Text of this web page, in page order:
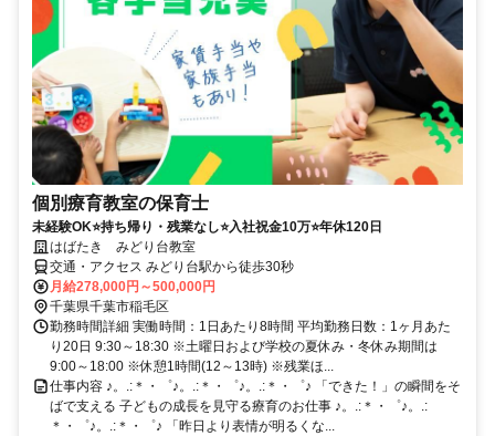
個別療育教室の保育士
未経験OK⭐持ち帰り・残業なし⭐入社祝金10万⭐年休120日
はばたき みどり台教室
交通・アクセス みどり台駅から徒歩30秒
月給278,000円～500,000円
千葉県千葉市稲毛区
勤務時間詳細 実働時間：1日あたり8時間 平均勤務日数：1ヶ月あた
り20日 9:30～18:30 ※土曜日および学校の夏休み・冬休み期間は
9:00～18:00 ※休憩1時間(12～13時) ※残業ほ...
仕事内容 ♪。.:＊・゜♪。.:＊・゜♪。.:＊・゜♪ 「できた！」の瞬間をそ
ばで支える 子どもの成長を見守る療育のお仕事 ♪。.:＊・゜♪。.:
＊・゜♪。.:＊・゜♪ 「昨日より表情が明るくな...